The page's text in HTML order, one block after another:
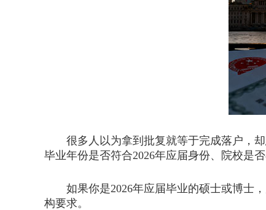
很多人以为拿到批复就等于完成落户，却
毕业年份是否符合2026年应届身份、院校是
如果你是2026年应届毕业的硕士或博士，
构要求。